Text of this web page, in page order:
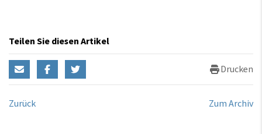
Teilen Sie diesen Artikel
Drucken
Zurück Zum Archiv